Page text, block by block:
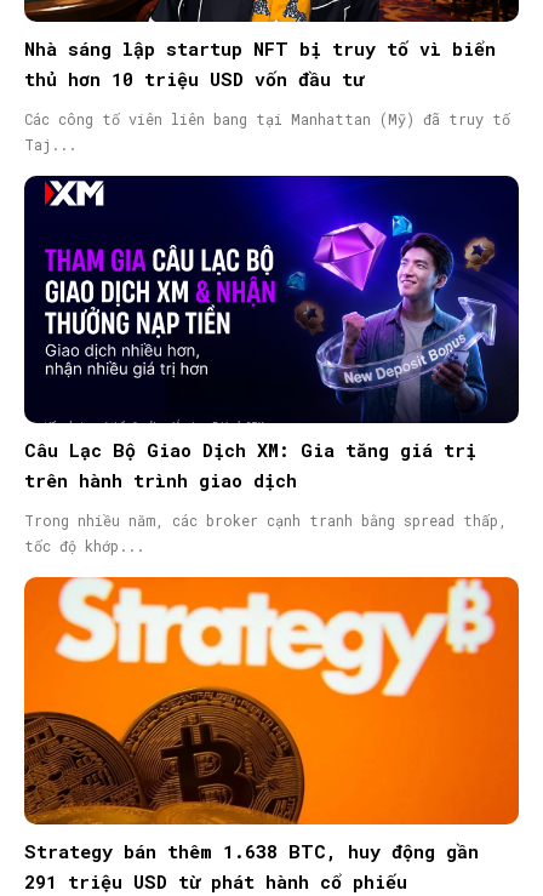
SEARCH...
Nhà sáng lập startup NFT bị truy tố vì biển
thủ hơn 10 triệu USD vốn đầu tư
Các công tố viên liên bang tại Manhattan (Mỹ) đã truy tố
Taj...
Câu Lạc Bộ Giao Dịch XM: Gia tăng giá trị
trên hành trình giao dịch
Trong nhiều năm, các broker cạnh tranh bằng spread thấp,
tốc độ khớp...
Strategy bán thêm 1.638 BTC, huy động gần
291 triệu USD từ phát hành cổ phiếu